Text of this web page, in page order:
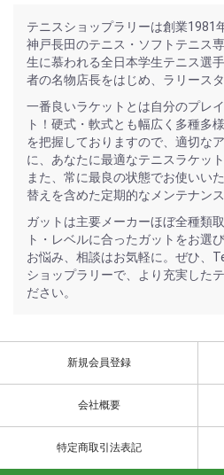
テニスショップラリーは創業1981
神戸長田のテニス・ソフトテニス
生に慕われる全日本学生テニス選
者の名物店長をはじめ、ラリース
一番良いラケットとは自分のプレ
ト！硬式・軟式とも幅広く多種多
を把握しておりますので、適切な
に、あなたに最適なテニスラケッ
また、常に最良の状態でお使いい
替えを含めた定期的なメンテナンス
ガットは主要メーカーほぼ全種類
ト・レベルに合ったガットをお選
お悩み、相談はお気軽に。ぜひ、
ショップラリーで、より充実した
ださい。
新規会員登録
会社概要
特定商取引法表記